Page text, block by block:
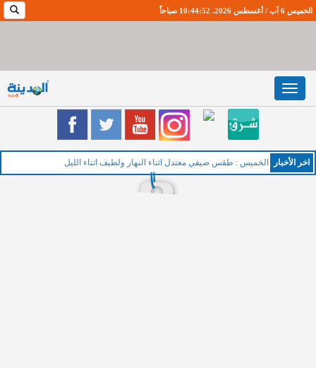
الخميس 6 آب / أغسطس 2026. 10:44:52 صباحاً
Toggle
navigation
اخر اﻷخبار الخميس : طقس صيفي معتدل اثناء النهار ولطيف اثناء الليل